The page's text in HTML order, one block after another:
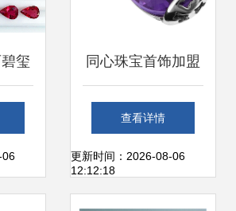
玺
戒
宝
06
同心珠宝首饰加盟
开启璀璨事业，共
享珠宝交易新蓝海
查看详情
更新时间：2026-08-06
12:12:18